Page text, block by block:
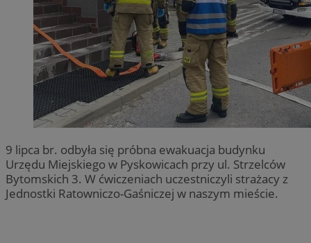
9 lipca br. odbyła się próbna ewakuacja budynku
Urzędu Miejskiego w Pyskowicach przy ul. Strzelców
Bytomskich 3. W ćwiczeniach uczestniczyli strażacy z
Jednostki Ratowniczo-Gaśniczej w naszym mieście.